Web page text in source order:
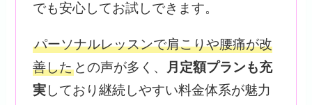
でも安心してお試しできます。
パーソナルレッスンで肩こりや腰痛が改
善したとの声が多く、
月定額プランも充
実しており継続しやすい料金体系が魅力